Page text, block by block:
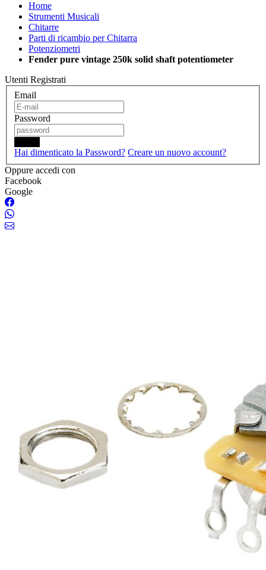
Home
Strumenti Musicali
Chitarre
Parti di ricambio per Chitarra
Potenziometri
Fender pure vintage 250k solid shaft potentiometer
Utenti Registrati
Email
Password
Hai dimenticato la Password? Creare un nuovo account?
Oppure accedi con
Facebook
Google